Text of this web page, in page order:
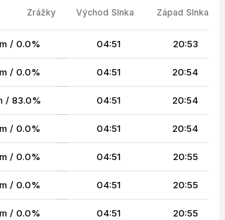
Zrážky Východ Slnka Západ Slnka
/ 0.0% 04:51 20:53
/ 0.0% 04:51 20:54
/ 83.0% 04:51 20:54
/ 0.0% 04:51 20:54
/ 0.0% 04:51 20:55
/ 0.0% 04:51 20:55
/ 0.0% 04:51 20:55